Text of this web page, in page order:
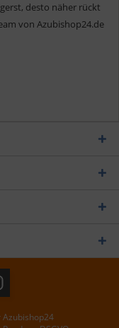
desto näher rückt
von Azubishop24.de
Azubishop24